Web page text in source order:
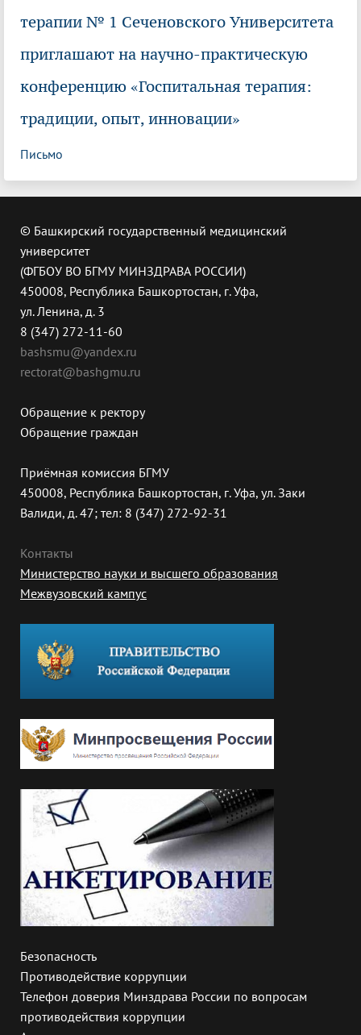
терапии № 1 Сеченовского Университета
приглашают на научно-практическую
конференцию «Госпитальная терапия:
традиции, опыт, инновации»
Письмо
© Башкирский государственный медицинский
университет
(ФГБОУ ВО БГМУ МИНЗДРАВА РОССИИ)
450008, Республика Башкортостан, г. Уфа,
ул. Ленина, д. 3
8 (347) 272-11-60
bashsmu@yandex.ru
rectorat@bashgmu.ru
Обращение к ректору
Обращение граждан
Приёмная комиссия БГМУ
450008, Республика Башкортостан, г. Уфа, ул. Заки
Валиди, д. 47; тел: 8 (347) 272-92-31
Контакты
Министерство науки и высшего образования
Межвузовский кампус
Безопасность
Противодействие коррупции
Телефон доверия Минздрава России по вопросам
противодействия коррупции